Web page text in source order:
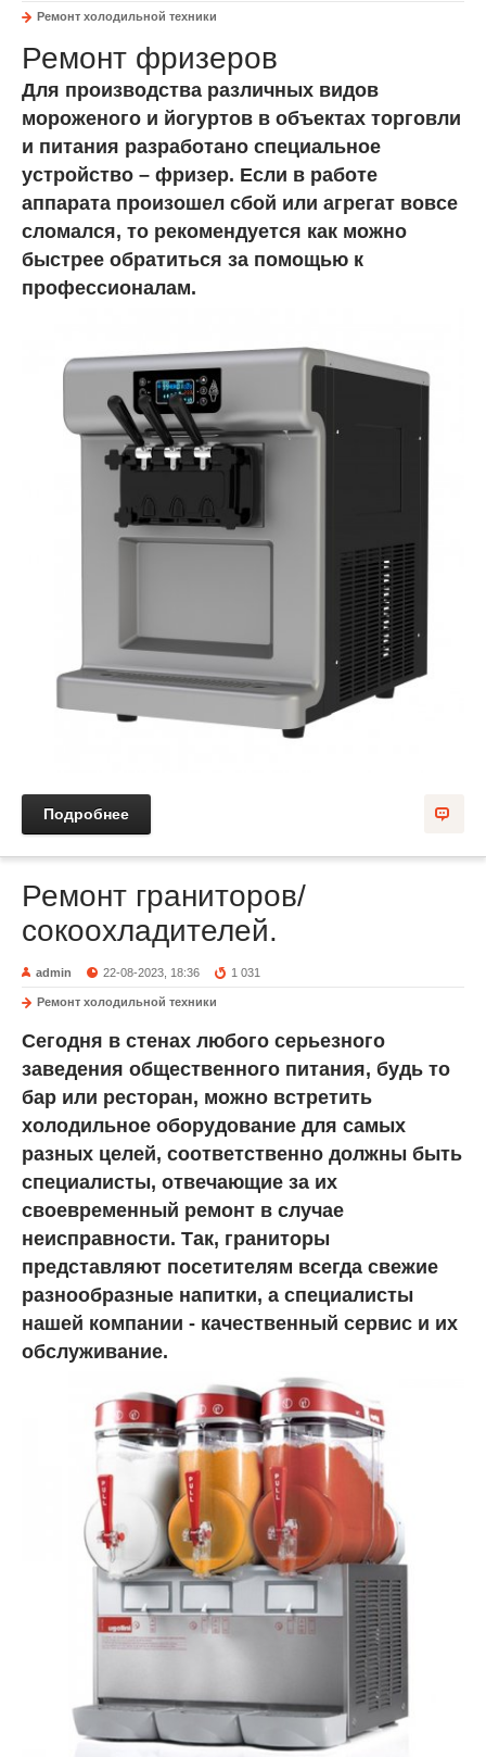
Ремонт холодильной техники
Ремонт фризеров
Для производства различных видов
мороженого и йогуртов в объектах торговли
и питания разработано специальное
устройство – фризер. Если в работе
аппарата произошел сбой или агрегат вовсе
сломался, то рекомендуется как можно
быстрее обратиться за помощью к
профессионалам.
Подробнее
Ремонт граниторов/
сокоохладителей.
admin 22-08-2023, 18:36 1 031
Ремонт холодильной техники
Сегодня в стенах любого серьезного
заведения общественного питания, будь то
бар или ресторан, можно встретить
холодильное оборудование для самых
разных целей, соответственно должны быть
специалисты, отвечающие за их
своевременный ремонт в случае
неисправности. Так, граниторы
представляют посетителям всегда свежие
разнообразные напитки, а специалисты
нашей компании - качественный сервис и их
обслуживание.